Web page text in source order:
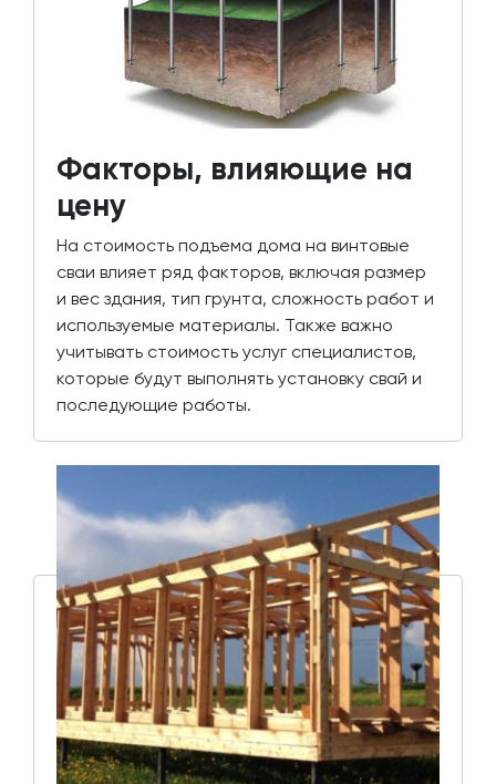
Факторы, влияющие на
цену
На стоимость подъема дома на винтовые
сваи влияет ряд факторов, включая размер
и вес здания, тип грунта, сложность работ и
используемые материалы. Также важно
учитывать стоимость услуг специалистов,
которые будут выполнять установку свай и
последующие работы.